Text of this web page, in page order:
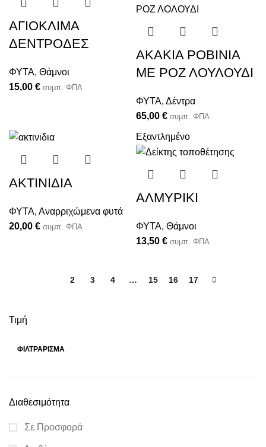
Τιμή
ΦΙΛΤΡΆΡΙΣΜΑ
Διαθεσιμότητα
Σε Προσφορά
ΑΓΙΟΚΛΙΜΑ
ΔΕΝΤΡΟΔΕΣ
ΦΥΤΑ, Θάμνοι
15,00 € συμπ. ΦΠΑ
ΑΚΑΚΙΑ ΡΟΒΙΝΙΑ
ΜΕ ΡΟΖ ΛΟΥΛΟΥΔΙ
ΦΥΤΑ, Δέντρα
65,00 € συμπ. ΦΠΑ
ΑΚΤΙΝΙΔΙΑ
ΦΥΤΑ, Αναρριχώμενα φυτά
20,00 € συμπ. ΦΠΑ
Εξαντλημένο
ΑΛΜΥΡΙΚΙ
ΦΥΤΑ, Θάμνοι
13,50 € συμπ. ΦΠΑ
2 3 4 … 15 16 17